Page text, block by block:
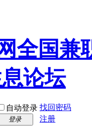
自动登录 找回密码
登录 注册